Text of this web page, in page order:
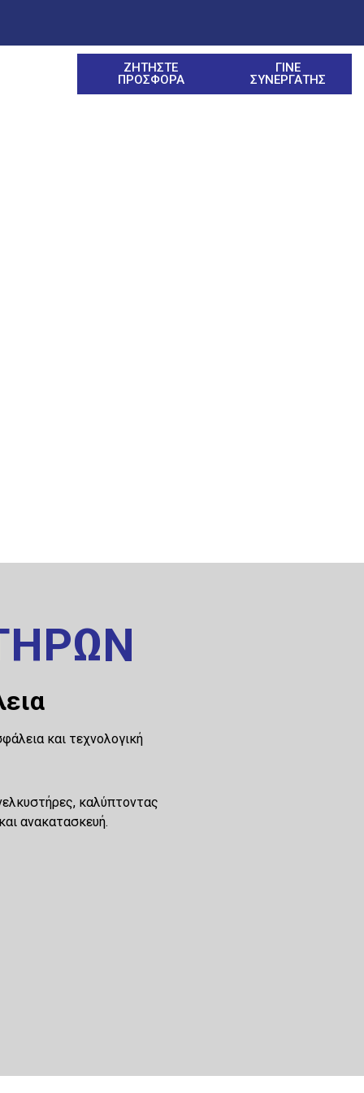
ΖΗΤΗΣΤΕ
ΠΡΟΣΦΟΡΑ
ΓΙΝΕ
ΣΥΝΕΡΓΑΤΗΣ
και τεχνολογική
καλύπτοντας
ανακατασκευή.